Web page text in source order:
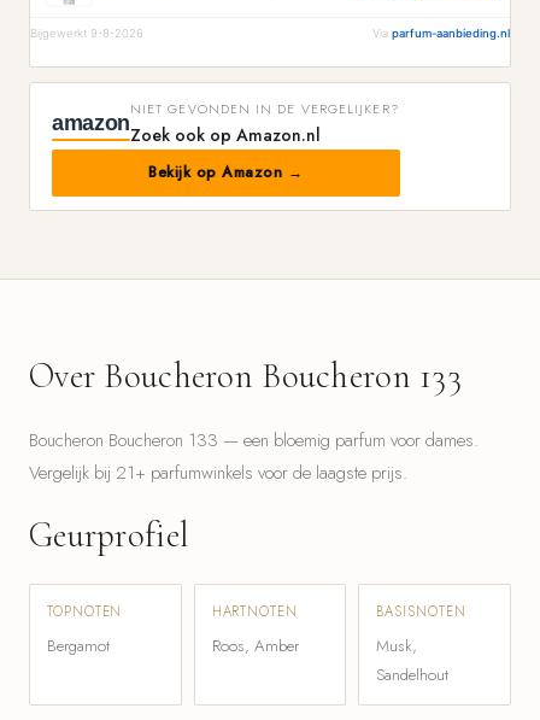
Bijgewerkt 9-8-2026 Via parfum-aanbieding.nl
amazon
NIET GEVONDEN IN DE VERGELIJKER?
Zoek ook op Amazon.nl
Bekijk op Amazon →
Over Boucheron Boucheron 133
Boucheron Boucheron 133 — een bloemig parfum voor dames.
Vergelijk bij 21+ parfumwinkels voor de laagste prijs.
Geurprofiel
TOPNOTEN
Bergamot
HARTNOTEN
Roos, Amber
BASISNOTEN
Musk,
Sandelhout